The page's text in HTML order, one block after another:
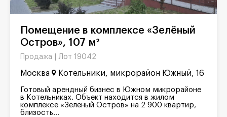
Остров», 107 м²
Продажа | Лот 19042
Москва Котельники, микрорайон Южный, 16
Готовый арендный бизнес в Южном микрорайоне
в Котельниках. Объект находится в жилом
комплексе «Зелёный Остров» на 2 900 квартир,
близость...